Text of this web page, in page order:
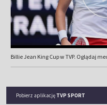
Billie Jean King Cup w TVP. Oglądaj
Pobierz aplikację TVP SPORT